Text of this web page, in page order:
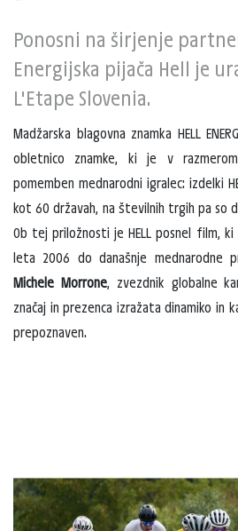
Ponosni na širjenje
Energijska pijača Hell je
L'Etape Slovenia.
Madžarska blagovna znamka HELL
obletnico znamke, ki je v
pomemben mednarodni igralec: izdelki
kot 60 državah, na številnih trgih pa so
Ob tej priložnosti je HELL posnel film,
leta 2006 do današnje mednarodne
Michele Morrone, zvezdnik globalne
značaj in prezenca izražata dinamiko in
prepoznaven.